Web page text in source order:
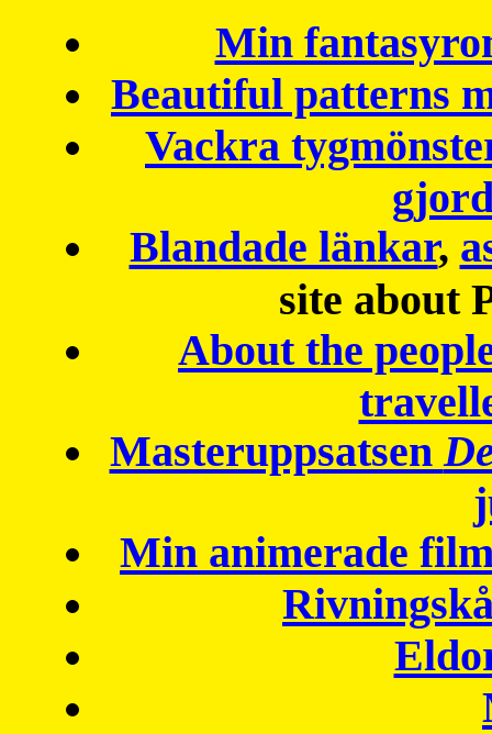
Min
Beautiful patterns
Vackra
Blandade länkar,
site about
About the
Masteruppsatsen
Min animerade